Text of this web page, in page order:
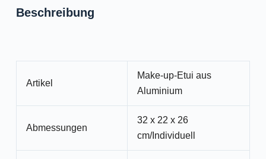
Beschreibung
Artikel
Make-up-Etui aus
Aluminium
Abmessungen
32 x 22 x 26
cm/Individuell